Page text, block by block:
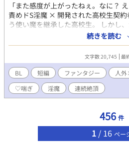
「また感度が上がったねぇ。なに？
責めドS淫魔 × 開発された高校生契
う使い魔を継承した高校生。 しかし
強い力を得た淫魔だった。 彼との契
れるようになって……—— ♡喘ぎが書
始めたので、性的なシーンしかあり
楽しみください。 〇攻め：ユダ 淫魔
ら魔界から人間界にやってきた。 長い
を人間のために活用する代わりに、
馬の先祖に契約を求めた。 なお、性
ため『契約者＝魔の手に必ずかかる
るまでは再契約にも乗り気だった。
がてらユダに襲われる。 その結果、
実を知られてしまい面白がったユダ
続きを読む
文字数 20,745 最
BL 短編 ファンタジー 人
♡喘ぎ
淫魔 連続絶頂
456 件
1/ 16 ペー